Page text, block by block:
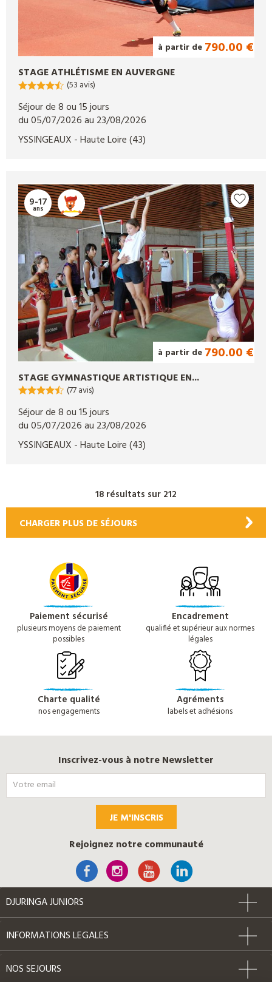
à partir de 790.00 €
STAGE ATHLÉTISME EN AUVERGNE
(53 avis)
Séjour de 8 ou 15 jours
du 05/07/2026 au 23/08/2026
YSSINGEAUX - Haute Loire(43)
9-17
ans
à partir de 790.00 €
STAGE GYMNASTIQUE ARTISTIQUE EN...
(77 avis)
Séjour de 8 ou 15 jours
du 05/07/2026 au 23/08/2026
YSSINGEAUX - Haute Loire(43)
18 résultats sur 212
CHARGER PLUS DE SÉJOURS
Paiement sécurisé
plusieurs moyens de paiement
possibles
Encadrement
qualifié et supérieur aux normes
légales
Charte qualité
nos engagements
Agréments
labels et adhésions
Inscrivez-vous à notre Newsletter
JE M'INSCRIS
Rejoignez notre communauté
DJURINGA JUNIORS
INFORMATIONS LEGALES
NOS SEJOURS